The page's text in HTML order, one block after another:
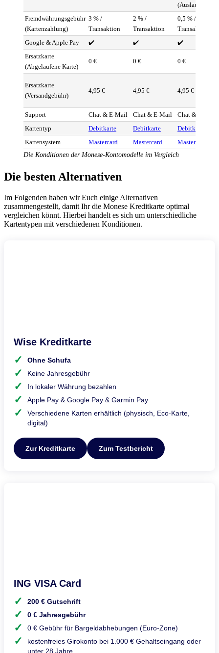
(Ausland)
Fremdwährungsgebühr
(Kartenzahlung)
3 % /
Transaktion
2 % /
Transaktion
0,5 % /
Transaktion
Google & Apple Pay
✔️ ✔️
✔️
Ersatzkarte
(Abgelaufene Karte)
0 € 0 € 0 €
Ersatzkarte
(Versandgebühr)
4,95 € 4,95 € 4,95 €
Support Chat & E-Mail Chat & E-Mail
Chat & E-Mail
Kartentyp
Debitkarte Debitkarte
Debitkarte
Kartensystem
Mastercard Mastercard
Mastercard
Die Konditionen der Monese-Kontomodelle im Vergleich
Die besten Alternativen
Im Folgenden haben wir Euch einige Alternativen
zusammengestellt, damit Ihr die Monese Kreditkarte optimal
vergleichen könnt. Hierbei handelt es sich um unterschiedliche
Kartentypen mit verschiedenen Konditionen.
Wise Kreditkarte
Ohne Schufa
Keine Jahresgebühr
In lokaler Währung bezahlen
Apple Pay & Google Pay & Garmin Pay
Verschiedene Karten erhältlich (physisch, Eco-Karte,
digital)
Zur Kreditkarte Zum Testbericht
ING VISA Card
200 € Gutschrift
0 € Jahresgebühr
0 € Gebühr für Bargeldabhebungen (Euro-Zone)
kostenfreies Girokonto bei 1.000 € Gehaltseingang oder
unter 28 Jahre